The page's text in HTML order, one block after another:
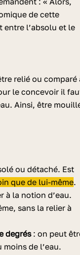
de cette
l’absolu et le
relié ou comparé
le concevoir il
Ainsi, être
ou détaché. Est
que de lui-même.
à la notion d’eau.
sans la relier à
degrés: on peut
de l’eau.